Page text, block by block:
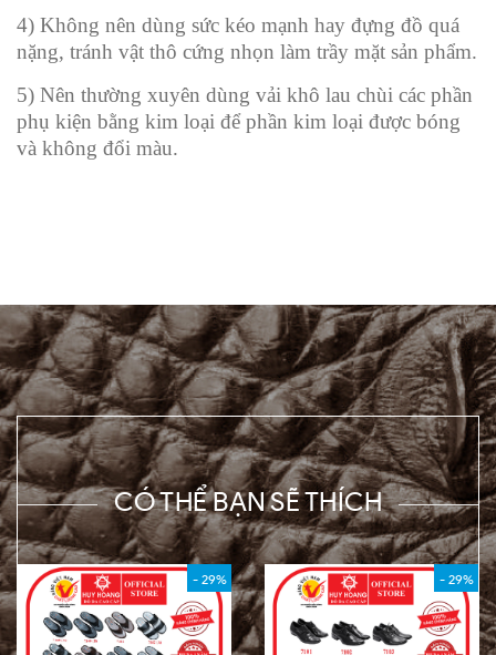
4) Không nên dùng sức kéo mạnh hay đựng đồ quá
nặng, tránh vật thô cứng nhọn làm trầy mặt sản phẩm.
5) Nên thường xuyên dùng vải khô lau chùi các phần
phụ kiện bằng kim loại để phần kim loại được bóng
và không đổi màu.
CÓ THỂ BẠN SẼ THÍCH
- 29% - 29%